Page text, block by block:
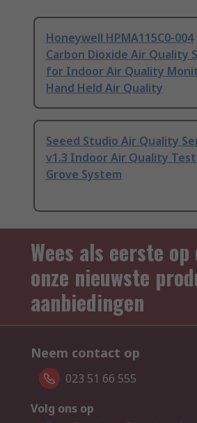
Honeywell HPMA115C0-004
Carbon Dioxide Air Quality
for Indoor Air Quality
Hand Held Air Quality
Seeed Studio Air Quality
v1.3 Indoor Air Quality
Grove System
Wees als eerste
onze nieuwste
aanbiedingen
Neem contact op
023 51 66 555
Volg ons op